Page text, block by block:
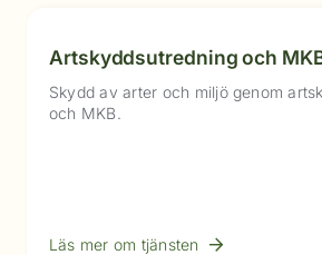
Artskyddsutredning och
Skydd av arter och miljö genom
och MKB.
Läs mer om tjänsten